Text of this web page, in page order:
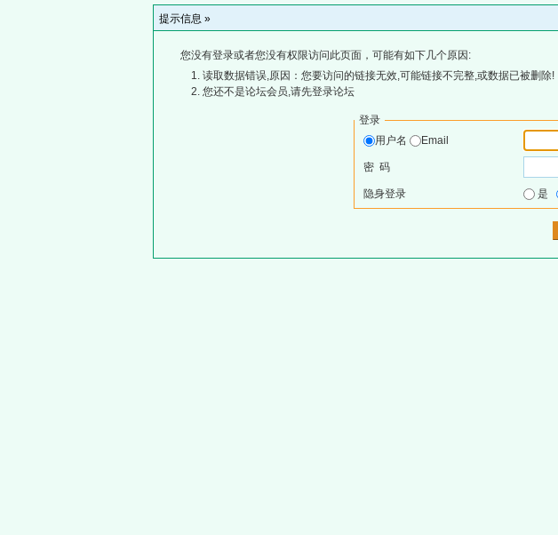
提示信息 »
您没有登录或者您没有权限访问此页面，可能有如下几个原因:
读取数据错误,原因：您要访问的链接无效,可能链接不完整,或数据已被删除!
您还不是论坛会员,请先登录论坛
登录
用户名
Email
密 码
隐身登录 是